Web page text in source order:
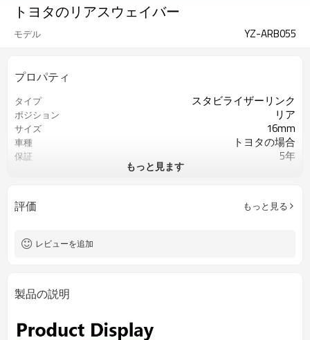
トヨタのリアスウェイバー
モデル YZ-ARB055
プロパティ
タイプ スタビライザーリンク
ポジション リア
サイズ 16mm
車種 トヨタの場合
保証 5年
もっと見ます
評価 もっと見る
レビューを追加
製品の説明